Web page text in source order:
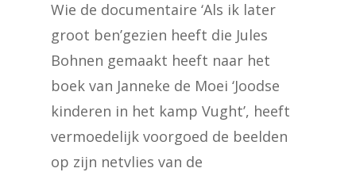
Wie de documentaire ‘Als ik later
groot ben’gezien heeft die Jules
Bohnen gemaakt heeft naar het
boek van Janneke de Moei ‘Joodse
kinderen in het kamp Vught’, heeft
vermoedelijk voorgoed de beelden
op zijn netvlies van de